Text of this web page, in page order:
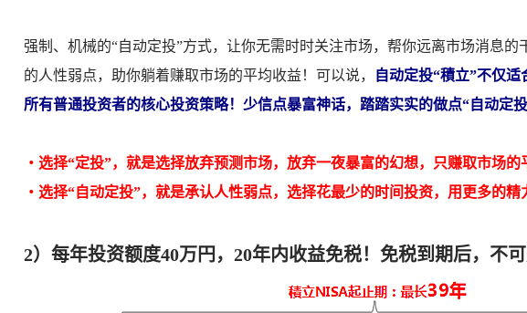
强制、机械的“自动定投”方式，让你无需时时关注市场，帮你远离市场消息的
的人性弱点，助你躺着赚取市场的平均收益！可以说，
自动定投“積立”不仅
所有普通投资者的核心投资策略！少信点暴富神话，踏踏实实的做点“自动定投
・选择“定投”，就是选择放弃预测市场，放弃一夜暴富的幻想，只赚取市场的
・选择“自动定投”，就是承认人性弱点，选择花最少的时间投资，用更多的精
2）每年投资额度40万円，20年内收益免税！免税到期后，不